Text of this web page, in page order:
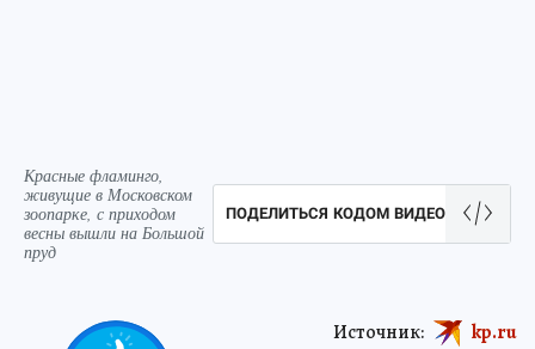
Красные фламинго,
живущие в Московском
зоопарке, с приходом
весны вышли на Большой
пруд
ПОДЕЛИТЬСЯ КОДОМ ВИДЕО
Источник: kp.ru